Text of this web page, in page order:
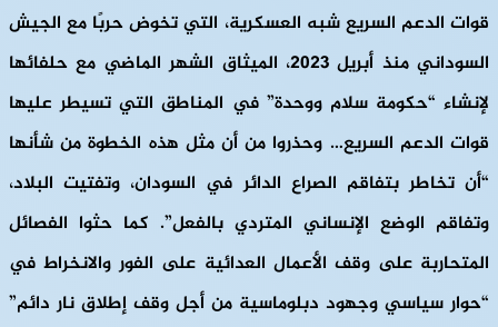
قوات الدعم السريع شبه العسكرية، التي تخوض حربًا مع الجيش
السوداني منذ أبريل 2023، الميثاق الشهر الماضي مع حلفائها
لإنشاء “حكومة سلام ووحدة” في المناطق التي تسيطر عليها
قوات الدعم السريع… وحذروا من أن مثل هذه الخطوة من شأنها
“أن تخاطر بتفاقم الصراع الدائر في السودان، وتفتيت البلاد،
وتفاقم الوضع الإنساني المتردي بالفعل”. كما حثوا الفصائل
المتحاربة على وقف الأعمال العدائية على الفور والانخراط في
“حوار سياسي وجهود دبلوماسية من أجل وقف إطلاق نار دائم”